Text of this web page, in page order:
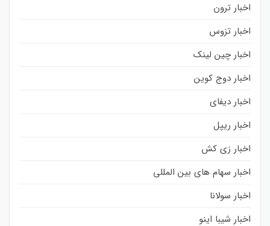
اخبار ترون
اخبار تزوس
اخبار چین لینک
اخبار دوج کوین
اخبار دیفای
اخبار ریپل
اخبار زی کش
اخبار سهام های بین المللی
اخبار سولانا
اخبار شیبا اینو